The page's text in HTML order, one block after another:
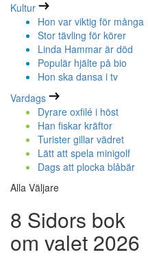
Kultur
Hon var viktig för många
Stor tävling för körer
Linda Hammar är död
Populär hjälte på bio
Hon ska dansa i tv
Vardags
Dyrare oxfilé i höst
Han fiskar kräftor
Turister gillar vädret
Lätt att spela minigolf
Dags att plocka blåbär
Alla Väljare
8 Sidors bok
om valet 2026